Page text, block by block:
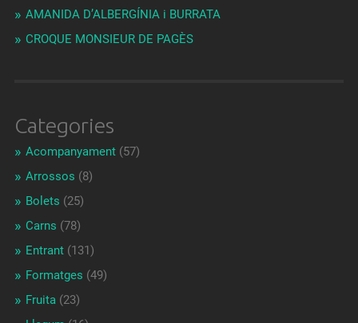
AMANIDA D’ALBERGÍNIA i BURRATA
CROQUE MONSIEUR DE PAGÈS
Categories
Acompanyament(57)
Arrossos (8)
Bolets (25)
Carns (78)
Entrant(131)
Formatges (49)
Fruita (23)